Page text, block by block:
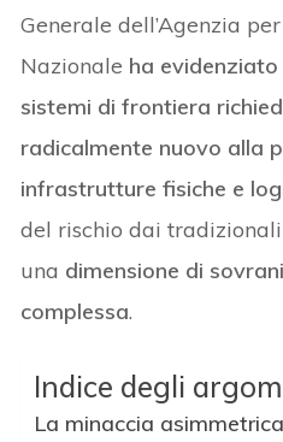
Generale dell’Agenzia
Nazionale ha evidenziato
sistemi di frontiera
radicalmente nuovo alla
infrastrutture fisiche e
del rischio dai
una dimensione di
complessa.
Indice degli
La minaccia